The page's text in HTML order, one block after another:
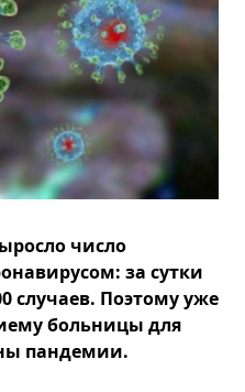
число
за сутки
случаев. Поэтому уже
больницы для
пандемии.